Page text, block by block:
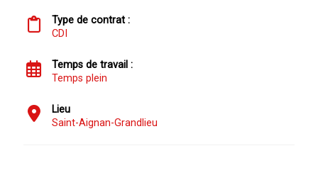
Type de contrat :
CDI
Temps de travail :
Temps plein
Lieu
Saint-Aignan-Grandlieu